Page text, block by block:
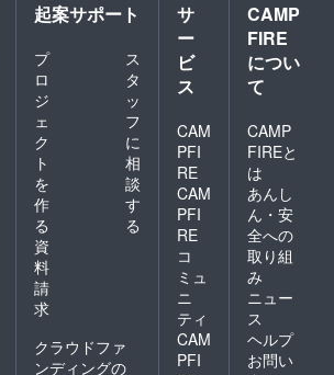
起案サポート
プ
ロ
ジ
ェ
ク
ト
を
作
る
ス
タ
ッ
フ
に
相
談
す
る
資
料
請
求
クラウドファ
ンディングの
サ
ー
ビ
ス
CAM
PFI
RE
CAM
PFI
RE
コ
ミュ
ニ
ティ
CAM
PFI
CAMP
FIRE
につい
て
CAMP
FIREと
は
あんし
ん・安
全への
取り組
み
ニュー
ス
ヘルプ
お問い